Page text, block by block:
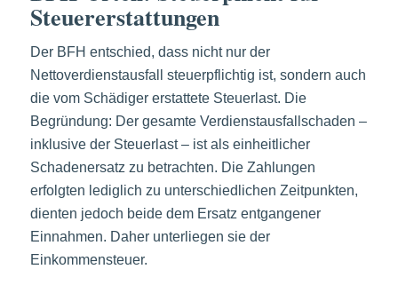
Steuererstattungen
Der BFH entschied, dass nicht nur der
Nettoverdienstausfall steuerpflichtig ist, sondern auch
die vom Schädiger erstattete Steuerlast. Die
Begründung: Der gesamte Verdienstausfallschaden –
inklusive der Steuerlast – ist als einheitlicher
Schadenersatz zu betrachten. Die Zahlungen
erfolgten lediglich zu unterschiedlichen Zeitpunkten,
dienten jedoch beide dem Ersatz entgangener
Einnahmen. Daher unterliegen sie der
Einkommensteuer.